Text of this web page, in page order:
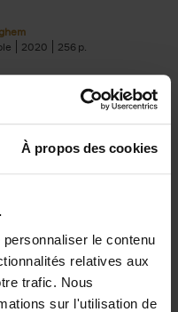
À propos des cookies
le contenu
relatives aux
trafic. Nous
sur l'utilisation de
2020 256
= Building
De Feyter
Carolien Boom
2025 200